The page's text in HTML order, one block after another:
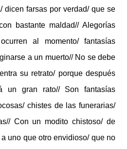
dicen farsas por verdad/ que se
bastante maldad// Alegorías
al momento/ fantasías
a un muerto// No se debe
su retrato/ porque después
un gran rato// Son fantasías
chistes de las funerarias/
Con un modito chistoso/ de
uno que otro envidioso/ que no